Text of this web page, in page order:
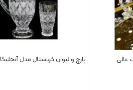
عالی پارچ و لیوان کریستال مدل آنجلیکا